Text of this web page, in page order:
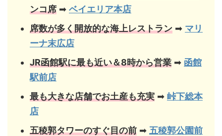
ンコ席 ➡ ベイエリア本店
席数が多く開放的な海上レストラン ➡ マリ
ーナ末広店
JR函館駅に最も近い＆8時から営業 ➡ 函館
駅前店
最も大きな店舗でお土産も充実 ➡ 峠下総本
店
五稜郭タワーのすぐ目の前 ➡ 五稜郭公園前